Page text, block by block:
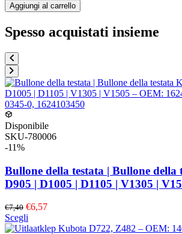
Aggiungi al carrello
Spesso acquistati insieme
Disponibile
SKU-780006
-11%
Bullone della testata | Bullone della
D905 | D1005 | D1105 | V1305 |
€7,40 €6,57
Scegli
prodotto